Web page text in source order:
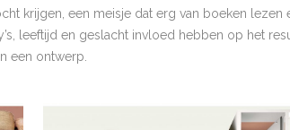
krijgen, een meisje dat erg van boeken
leeftijd en geslacht invloed hebben op het
een ontwerp.